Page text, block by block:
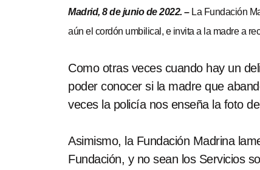
Madrid, 8 de junio de 2022. – La Fundación
aún el cordón umbilical, e invita a la madre a
Como otras veces cuando hay un
poder conocer si la madre que
veces la policía nos enseña la foto
Asimismo, la Fundación Madrina
Fundación, y no sean los Servicios